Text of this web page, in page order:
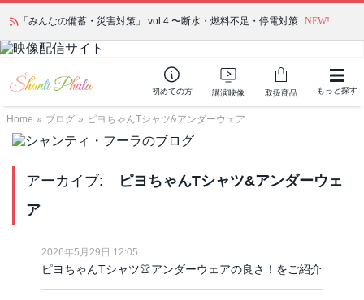
「みんなの備蓄・災害対策」 vol.4 〜断水・燃料不足・停電対策 NEW!
初めての方 講演映像 取扱商品 もっと探す
Home » ブログ » ピヨちゃんTシャツ&アンダーウェア
アーカイブ:
ピヨちゃんTシャツ&アンダーウェ
ア
2026年5月29日 12:05
ピヨちゃんTシャツ👚アンダーウェアの良さ！をご紹介